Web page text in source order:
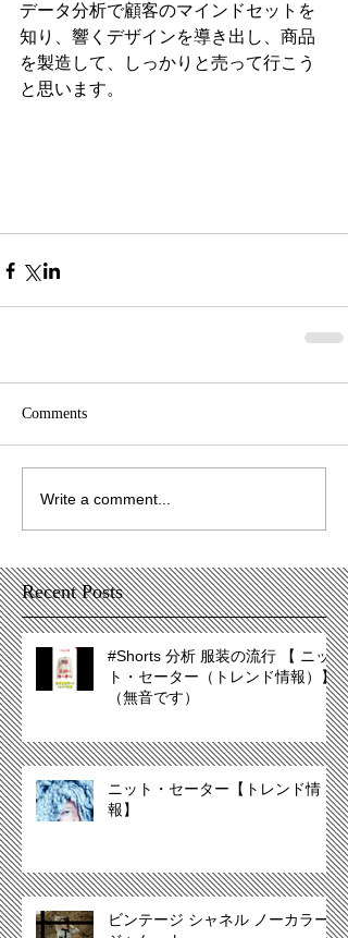
データ分析で顧客のマインドセットを
知り、響くデザインを導き出し、商品
を製造して、しっかりと売って行こう
と思います。
Comments
Write a comment...
Recent Posts
#Shorts 分析 服装の流行 【 ニッ
ト・セーター（トレンド情報）】
（無音です）
ニット・セーター【トレンド情
報】
ビンテージ シャネル ノーカラー